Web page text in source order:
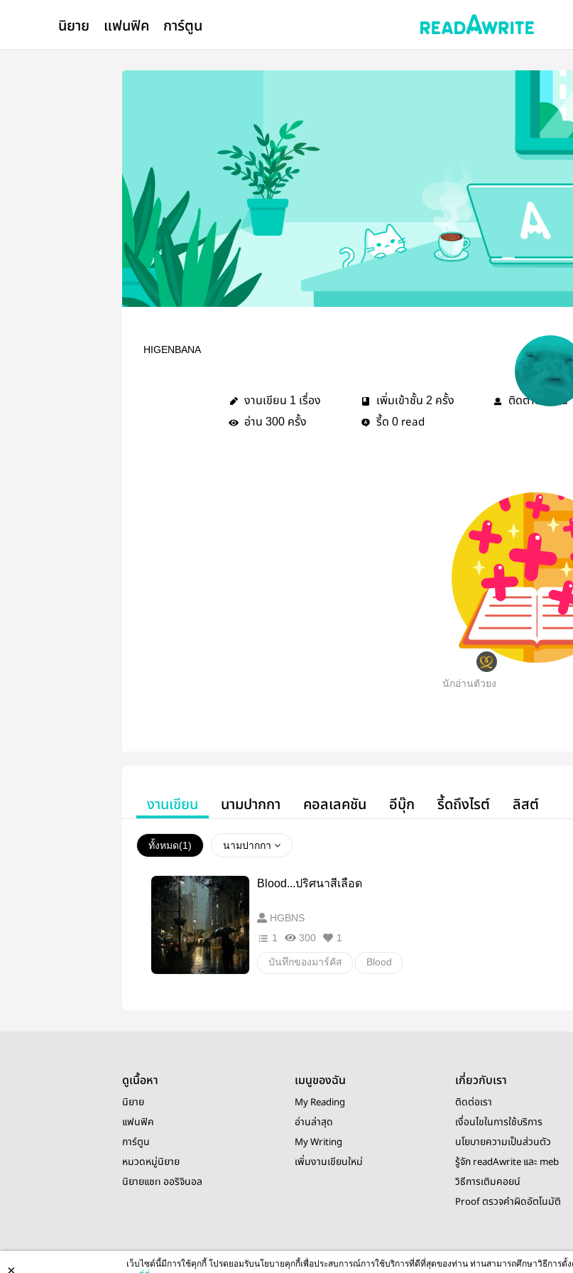
นิยาย แฟนฟิค การ์ตูน
HIGENBANA
งานเขียน 1 เรื่อง เพิ่มเข้าชั้น 2 ครั้ง ติดตาม คน
อ่าน 300 ครั้ง รี้ด 0 read
นักอ่านตัวยง
งานเขียน นามปากกา คอลเลคชัน อีบุ๊ก รี้ดถึงไรต์ ลิสต์
ทั้งหมด(1) นามปากกา
Blood...ปริศนาสีเลือด
HGBNS
1
300 1
บันทึกของมาร์คัส Blood
ดูเนื้อหา
นิยาย
แฟนฟิค
การ์ตูน
หมวดหมู่นิยาย
นิยายแชท ออริจินอล
เมนูของฉัน
My Reading
อ่านล่าสุด
My Writing
เพิ่มงานเขียนใหม่
เกี่ยวกับเรา
ติดต่อเรา
เงื่อนไขในการใช้บริการ
นโยบายความเป็นส่วนตัว
รู้จัก readAwrite และ meb
วิธีการเติมคอยน์
Proof ตรวจคำผิดอัตโนมัติ
© 2026 readAwrite.com by MEB Corporation Public
This site is protected by reCAPTCHA and the Google
เว็บไซต์นี้มีการใช้คุกกี้ โปรดยอมรับนโยบายคุกกี้เพื่อประสบการณ์การใช้บริการที่ดีที่สุดของท่าน ท่านสามารถศึกษาวิธีการ